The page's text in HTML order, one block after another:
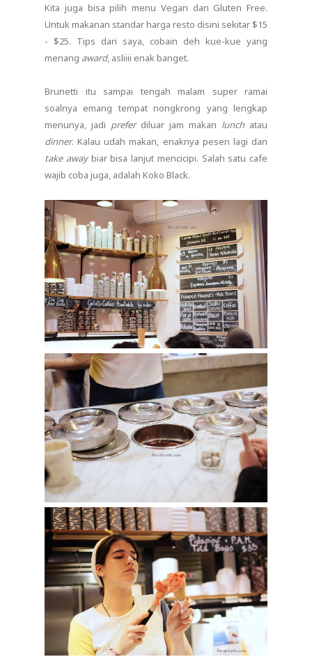
Kita juga bisa pilih menu Vegan dan Gluten Free.
Untuk makanan standar harga resto disini sekitar $15
- $25. Tips dari saya, cobain deh kue-kue yang
menang award, asliiii enak banget.
Brunetti itu sampai tengah malam super ramai
soalnya emang tempat nongkrong yang lengkap
menunya, jadi preferdiluar jam makan lunchatau
dinner. Kalau udah makan, enaknya pesen lagi dan
take awaybiar bisa lanjut mencicipi. Salah satu cafe
wajib coba juga, adalah Koko Black.